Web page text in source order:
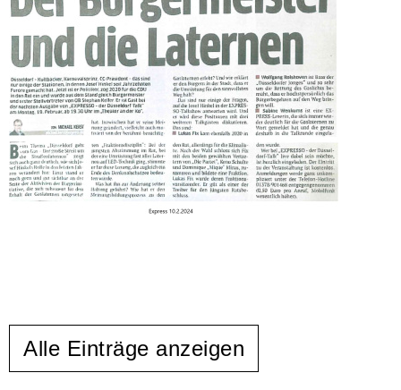
Alle Einträge anzeigen